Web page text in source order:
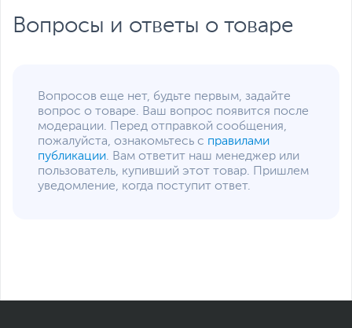
Вопросы и ответы о товаре
Вопросов еще нет, будьте первым, задайте
вопрос о товаре. Ваш вопрос появится после
модерации. Перед отправкой сообщения,
пожалуйста, ознакомьтесь с правилами
публикации. Вам ответит наш менеджер или
пользователь, купивший этот товар. Пришлем
уведомление, когда поступит ответ.